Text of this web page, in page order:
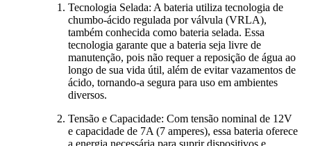
Tecnologia Selada: A bateria utiliza tecnologia de
chumbo-ácido regulada por válvula (VRLA),
também conhecida como bateria selada. Essa
tecnologia garante que a bateria seja livre de
manutenção, pois não requer a reposição de água ao
longo de sua vida útil, além de evitar vazamentos de
ácido, tornando-a segura para uso em ambientes
diversos.
Tensão e Capacidade: Com tensão nominal de 12V
e capacidade de 7A (7 amperes), essa bateria oferece
a energia necessária para suprir dispositivos e